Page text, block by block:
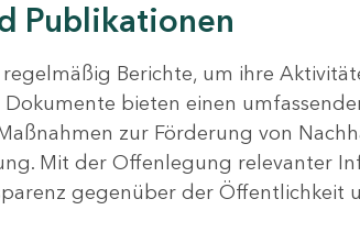
Publikationen
Berichte, um ihre
bieten einen
zur Förderung von
Mit der Offenlegung relevanter
gegenüber der Öffentlichkeit